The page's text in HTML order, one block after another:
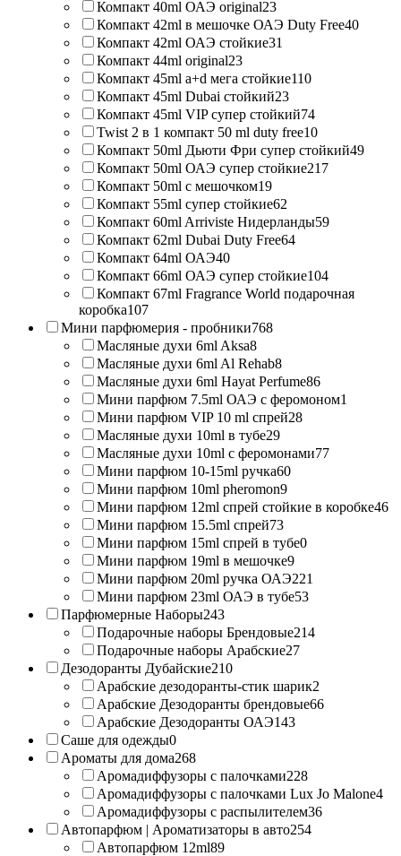
Компакт 40ml ОАЭ original23
Компакт 42ml в мешочке ОАЭ Duty Free40
Компакт 42ml ОАЭ стойкие31
Компакт 44ml original23
Компакт 45ml a+d мега стойкие110
Компакт 45ml Dubai стойкий23
Компакт 45ml VIP супер стойкий74
Twist 2 в 1 компакт 50 ml duty free10
Компакт 50ml Дьюти Фри супер стойкий49
Компакт 50ml ОАЭ супер стойкие217
Компакт 50ml с мешочком19
Компакт 55ml супер стойкие62
Компакт 60ml Arriviste Нидерланды59
Компакт 62ml Dubai Duty Free64
Компакт 64ml ОАЭ40
Компакт 66ml ОАЭ супер стойкие104
Компакт 67ml Fragrance World подарочная
коробка107
Мини парфюмерия - пробники768
Масляные духи 6ml Aksa8
Масляные духи 6ml Al Rehab8
Масляные духи 6ml Hayat Perfume86
Мини парфюм 7.5ml ОАЭ с феромоном1
Мини парфюм VIP 10 ml спрей28
Масляные духи 10ml в тубе29
Масляные духи 10ml с феромонами77
Мини парфюм 10-15ml ручка60
Мини парфюм 10ml pheromon9
Мини парфюм 12ml спрей стойкие в коробке46
Мини парфюм 15.5ml спрей73
Мини парфюм 15ml спрей в тубе0
Мини парфюм 19ml в мешочке9
Мини парфюм 20ml ручка ОАЭ221
Мини парфюм 23ml ОАЭ в тубе53
Парфюмерные Наборы243
Подарочные наборы Брендовые214
Подарочные наборы Арабские27
Дезодоранты Дубайские210
Арабские дезодоранты-стик шарик2
Арабские Дезодоранты брендовые66
Арабские Дезодоранты ОАЭ143
Саше для одежды0
Ароматы для дома268
Аромадиффузоры с палочками228
Аромадиффузоры с палочками Lux Jo Malone4
Аромадиффузоры с распылителем36
Автопарфюм | Ароматизаторы в авто254
Автопарфюм 12ml89